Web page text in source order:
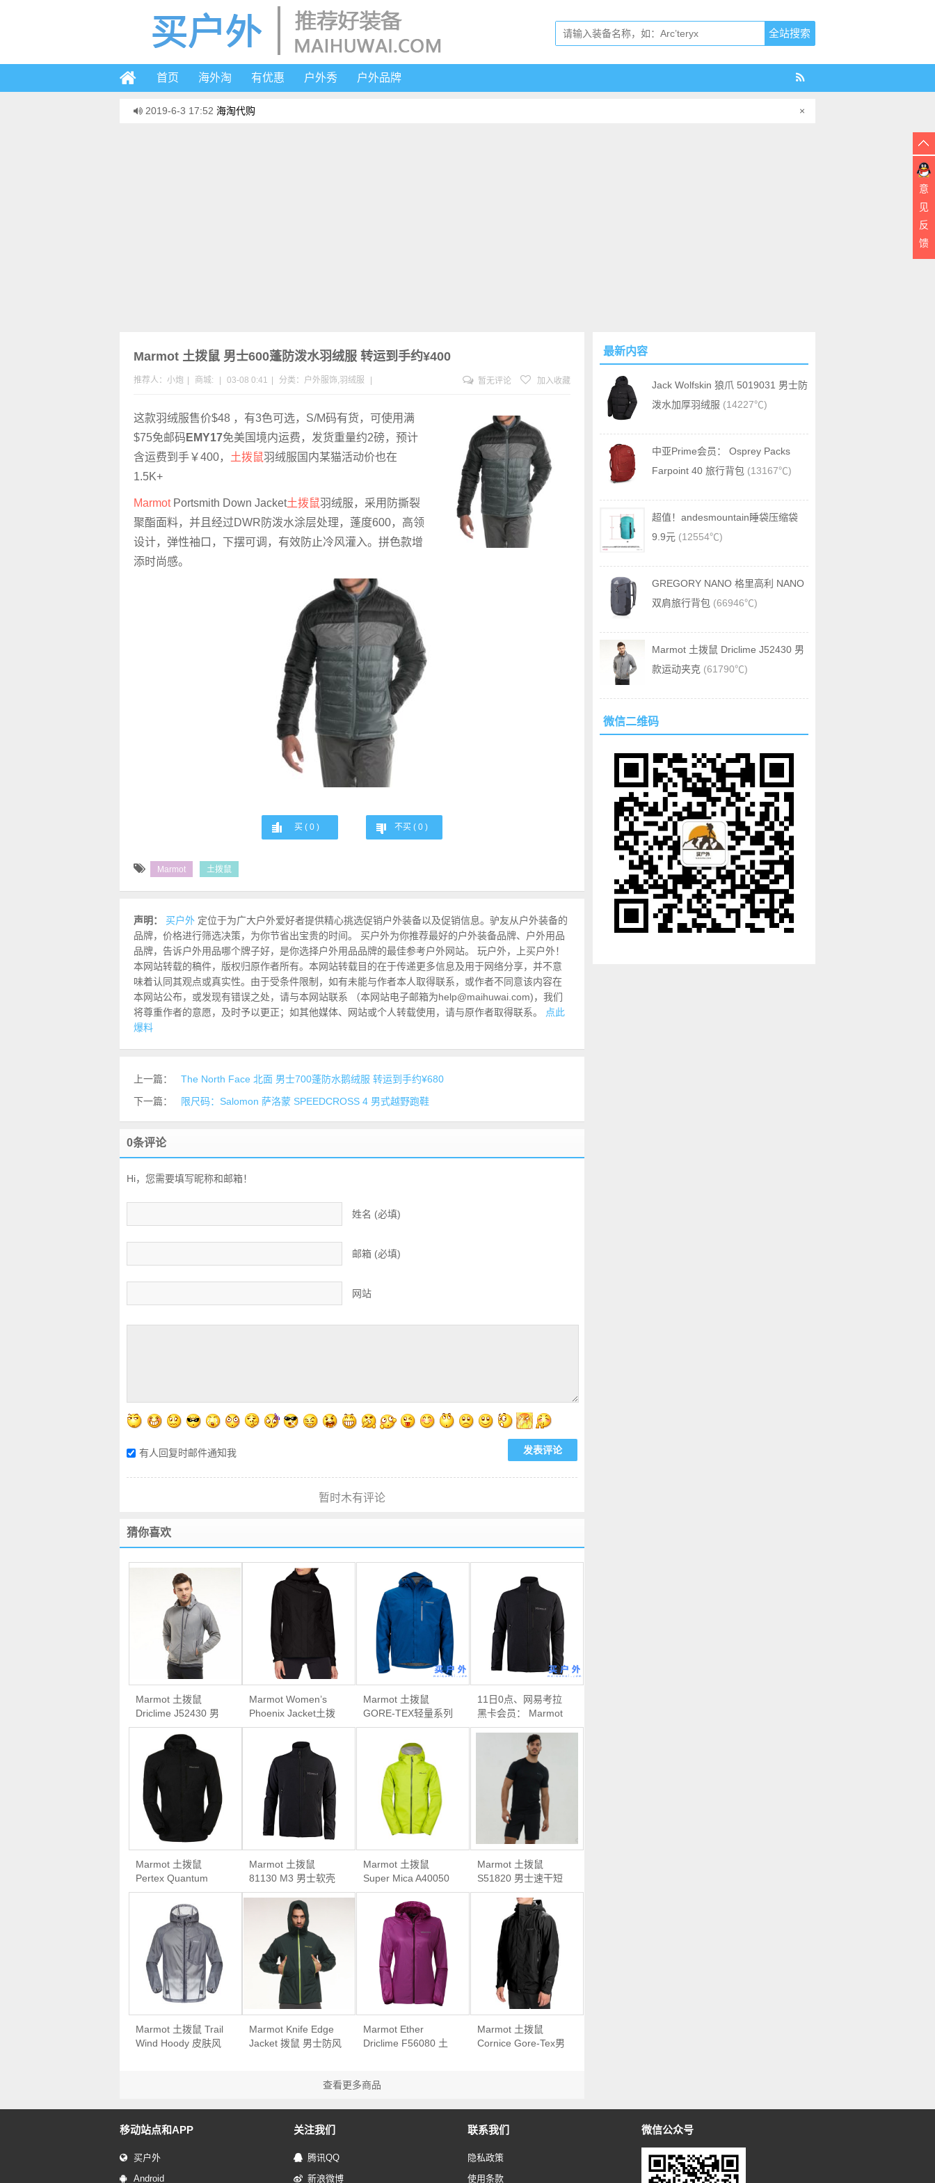
首页 海外淘 有优惠 户外秀 户外品牌
2019-6-3 17:52 海淘代购 ×
Marmot 土拨鼠 男士600蓬防泼水羽绒服 转运到手约¥400
推荐人：小炮 商城: 03-08 0:41 分类： 户外服饰,羽绒服 暂无评论 加入收藏
这款羽绒服售价$48 ，有3色可选，S/M码有货，可使用满
$75免邮码 EMY17免美国境内运费，发货重量约2磅，预计
含运费到手￥400， 土拨鼠羽绒服国内某猫活动价也在
1.5K+
MarmotPortsmith Down Jacket土拨鼠羽绒服，采用防撕裂
聚酯面料，并且经过DWR防泼水涂层处理，蓬度600，高领
设计，弹性袖口，下摆可调，有效防止冷风灌入。拼色款增
添时尚感。
买 ( 0 ) 不买 ( 0 )
Marmot 土拨鼠
声明： 买户外 定位于为广大户外爱好者提供精心挑选促销户外装备以及促销信息。驴友从户外装备的
品牌，价格进行筛选决策，为你节省出宝贵的时间。 买户外为你推荐最好的户外装备品牌、户外用品
品牌，告诉户外用品哪个牌子好，是你选择户外用品品牌的最佳参考户外网站。 玩户外，上买户外！
本网站转载的稿件，版权归原作者所有。本网站转载目的在于传递更多信息及用于网络分享，并不意
味着认同其观点或真实性。由于受条件限制，如有未能与作者本人取得联系，或作者不同意该内容在
本网站公布，或发现有错误之处，请与本网站联系 （本网站电子邮箱为help@maihuwai.com)，我们
将尊重作者的意愿，及时予以更正；如其他媒体、网站或个人转载使用，请与原作者取得联系。
点此
爆料
上一篇：
The North Face 北面 男士700蓬防水鹅绒服 转运到手约¥680
下一篇：
限尺码：Salomon 萨洛蒙 SPEEDCROSS 4 男式越野跑鞋
0条评论
Hi，您需要填写昵称和邮箱！
姓名 (必填)
邮箱 (必填)
网站
有人回复时邮件通知我
暂时木有评论
猜你喜欢
Marmot 土拨鼠
Driclime J52430 男
款运动夹克
Marmot Women’s
Phoenix Jacket土拨
鼠 女士轻量级防风防
Marmot 土拨鼠
GORE-TEX轻量系列
男士轻量级防水夹克
11日0点、网易考拉
黑卡会员： Marmot
土拨鼠M3男款软壳外
Marmot 土拨鼠
Pertex Quantum
S43280 男士超轻皮
Marmot 土拨鼠
81130 M3 男士软壳
夹克
Marmot 土拨鼠
Super Mica A40050
男士冲锋衣夹克 *2件
Marmot 土拨鼠
S51820 男士速干短
袖 *2件
Marmot 土拨鼠 Trail
Wind Hoody 皮肤风
Marmot Knife Edge
Jacket 拨鼠 男士防风
Marmot Ether
Driclime F56080 土
Marmot 土拨鼠
Cornice Gore-Tex男
查看更多商品
最新内容
Jack Wolfskin 狼爪 5019031 男士防
泼水加厚羽绒服 (14227℃)
中亚Prime会员： Osprey Packs
Farpoint 40 旅行背包 (13167℃)
超值！andesmountain睡袋压缩袋
9.9元 (12554℃)
GREGORY NANO 格里高利 NANO
双肩旅行背包 (66946℃)
Marmot 土拨鼠 Driclime J52430 男
款运动夹克 (61790℃)
微信二维码
移动站点和APP
买户外
Android
关注我们
腾讯QQ
新浪微博
联系我们
隐私政策
使用条款
微信公众号
意
见
反
馈